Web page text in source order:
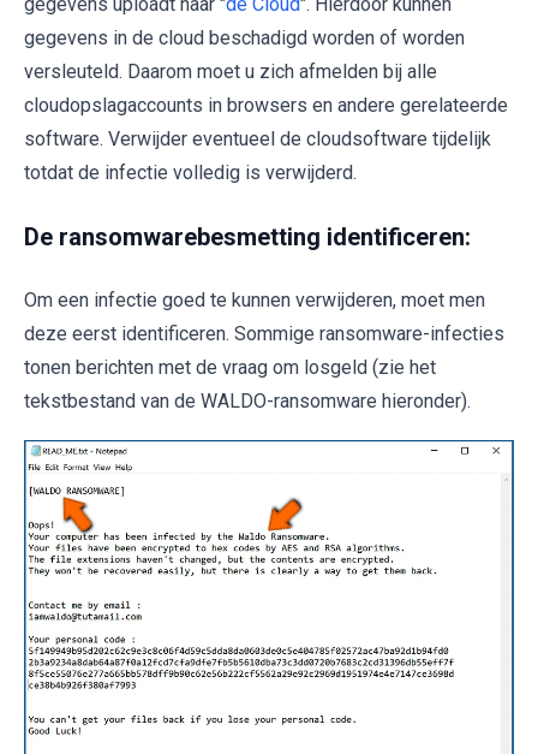
gegevens in de cloud beschadigd worden of worden
versleuteld. Daarom moet u zich afmelden bij alle
cloudopslagaccounts in browsers en andere gerelateerde
software. Verwijder eventueel de cloudsoftware tijdelijk
totdat de infectie volledig is verwijderd.
De ransomwarebesmetting identificeren:
Om een infectie goed te kunnen verwijderen, moet men
deze eerst identificeren. Sommige ransomware-infecties
tonen berichten met de vraag om losgeld (zie het
tekstbestand van de WALDO-ransomware hieronder).